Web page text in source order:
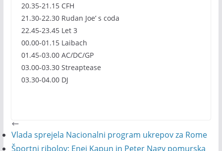
20.35-21.15 CFH
21.30-22.30 Rudan Joe’ s coda
22.45-23.45 Let 3
00.00-01.15 Laibach
01.45-03.00 AC/DC/GP
03.00-03.30 Streaptease
03.30-04.00 DJ
Vlada sprejela Nacionalni program ukrepov za Rome
Športni ribolov: Enej Kapun in Peter Nagy pomurska